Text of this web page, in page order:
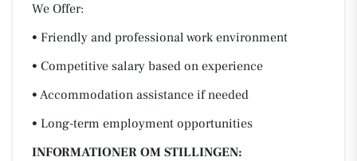
We Offer:
• Friendly and professional work environment
• Competitive salary based on experience
• Accommodation assistance if needed
• Long-term employment opportunities
INFORMATIONER OM STILLINGEN: